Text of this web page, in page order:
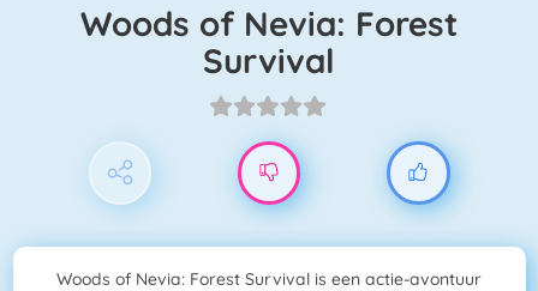
Woods of Nevia: Forest
Survival
Woods of Nevia: Forest Survival is een actie-avontuur